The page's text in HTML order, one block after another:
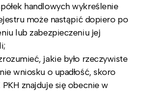
handlowych wykreślenie
może nastąpić dopiero po
lub zabezpieczeniu jej
jakie było rzeczywiste
wniosku o upadłość, skoro
PKH znajduje się obecnie w